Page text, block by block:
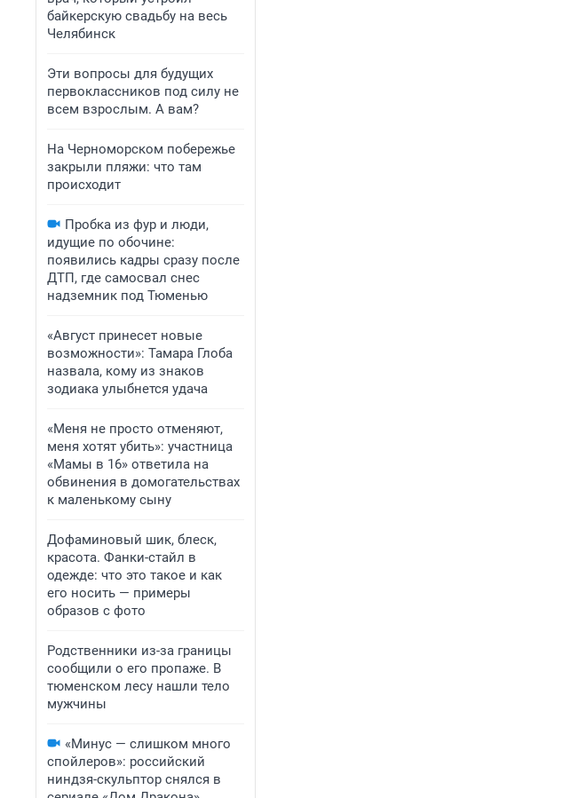
байкерскую свадьбу на весь
Челябинск
Эти вопросы для будущих
первоклассников под силу не
всем взрослым. А вам?
На Черноморском побережье
закрыли пляжи: что там
происходит
Пробка из фур и люди,
идущие по обочине:
появились кадры сразу после
ДТП, где самосвал снес
надземник под Тюменью
«Август принесет новые
возможности»: Тамара Глоба
назвала, кому из знаков
зодиака улыбнется удача
«Меня не просто отменяют,
меня хотят убить»: участница
«Мамы в 16» ответила на
обвинения в домогательствах
к маленькому сыну
Дофаминовый шик, блеск,
красота. Фанки-стайл в
одежде: что это такое и как
его носить — примеры
образов с фото
Родственники из-за границы
сообщили о его пропаже. В
тюменском лесу нашли тело
мужчины
«Минус — слишком много
спойлеров»: российский
ниндзя-скульптор снялся в